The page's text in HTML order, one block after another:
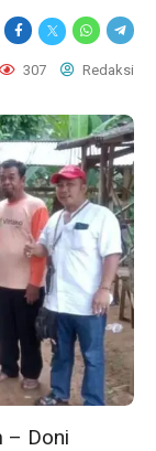
307 Redaksi
– Doni